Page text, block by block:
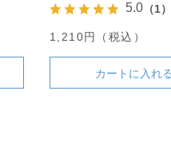
5.0 （1）
1,210円（税込）
カートに入れる